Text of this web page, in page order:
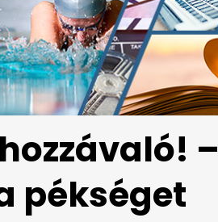
–
pékséget